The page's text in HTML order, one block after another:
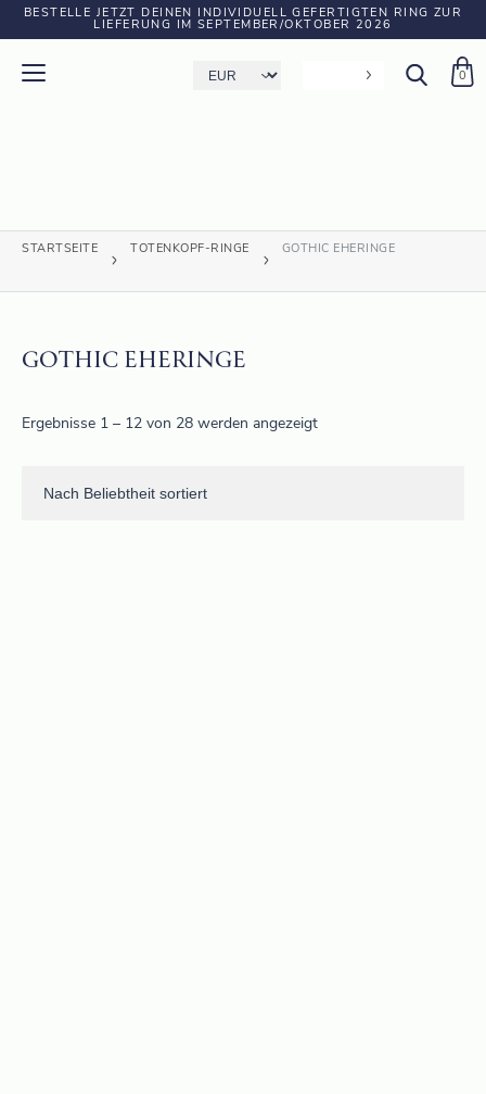
BESTELLE JETZT DEINEN INDIVIDUELL GEFERTIGTEN RING ZUR
LIEFERUNG IM SEPTEMBER/OKTOBER 2026
0
STARTSEITE TOTENKOPF-RINGE GOTHIC EHERINGE
GOTHIC EHERINGE
Ergebnisse 1 – 12 von 28 werden angezeigt